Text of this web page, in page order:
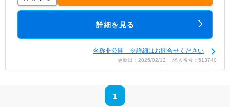
詳細を見る
名称非公開 ※詳細はお問合せください
更新日：2025/02/12 求人番号：513740
1